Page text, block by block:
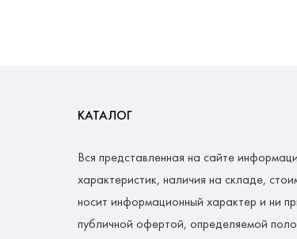
КАТАЛОГ
Вся представленная на сайте
характеристик, наличия на складе,
носит информационный характер и ни
публичной офертой, определяемой